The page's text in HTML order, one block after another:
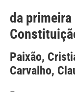
da primeira
Paixão,
Carvalho,
–